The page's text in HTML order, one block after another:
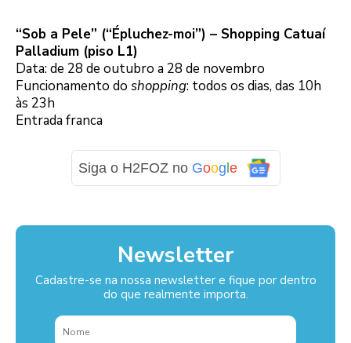
“Sob a Pele” (“Épluchez-moi”) – Shopping Catuaí
Palladium (piso L1)
Data: de 28 de outubro a 28 de novembro
Funcionamento do shopping: todos os dias, das 10h
às 23h
Entrada franca
Siga o H2FOZ no Google
Newsletter
Cadastre-se na nossa newsletter e fique por dentro
do que realmente importa.